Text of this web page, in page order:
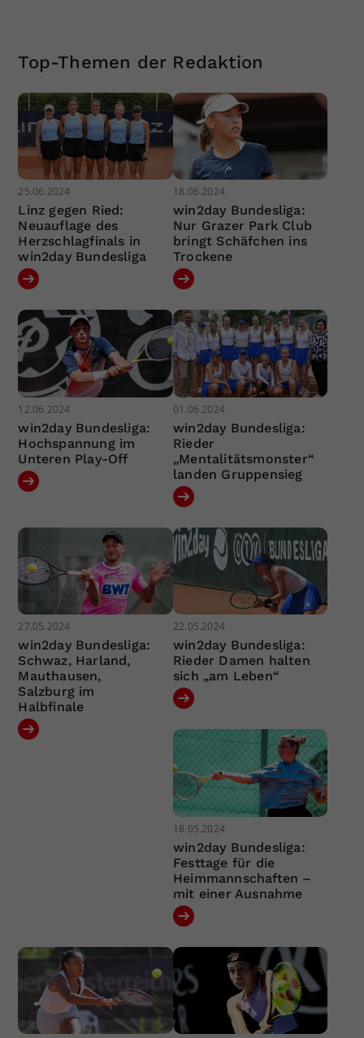
Top-Themen der Redaktion
25.06.2024
Linz gegen Ried:
Neuauflage des
Herzschlagfinals in
win2day Bundesliga
18.06.2024
win2day Bundesliga:
Nur Grazer Park Club
bringt Schäfchen ins
Trockene
12.06.2024
win2day Bundesliga:
Hochspannung im
Unteren Play-Off
01.06.2024
win2day Bundesliga:
Rieder
„Mentalitätsmonster“
landen Gruppensieg
27.05.2024
win2day Bundesliga:
Schwaz, Harland,
Mauthausen,
Salzburg im
Halbfinale
22.05.2024
win2day Bundesliga:
Rieder Damen halten
sich „am Leben“
18.05.2024
win2day Bundesliga:
Festtage für die
Heimmannschaften –
mit einer Ausnahme